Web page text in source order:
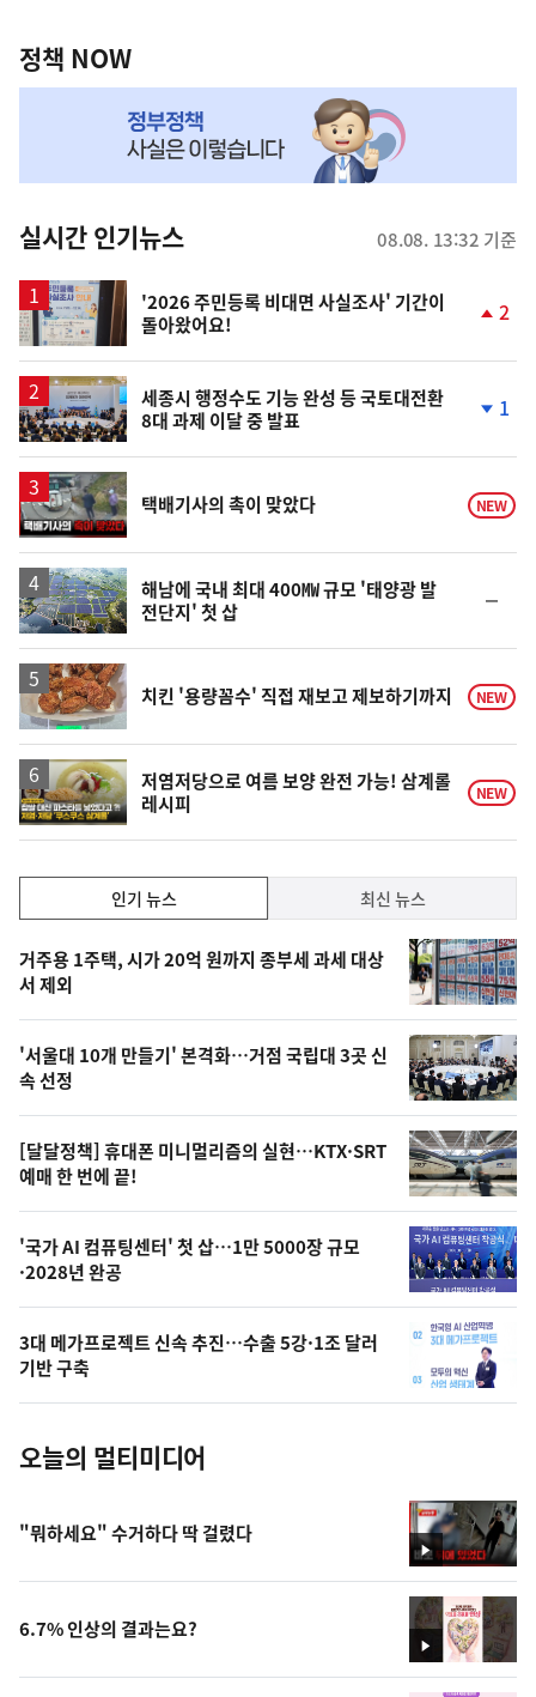
책
NOW,
뉴
스
정책 NOW
실시간 인기뉴스 08.08. 13:32 기준
'2026 주민등록 비대면 사실조사' 기간이
돌아왔어요!
2
세종시 행정수도 기능 완성 등 국토대전환
8대 과제 이달 중 발표
락
1
영
상
택배기사의 촉이 맞았다 NEW
해남에 국내 최대 400㎿ 규모 '태양광 발
전단지' 첫 삽
일
치킨 '용량꼼수' 직접 재보고 제보하기까지 NEW
영
상
저염저당으로 여름 보양 완전 가능! 삼계롤
레시피
NEW
기,
최
신,
오
늘
의
영
상
오
늘
사
진
인기 뉴스 최신 뉴스
기
뉴
스
거주용 1주택, 시가 20억 원까지 종부세 과세 대상
서 제외
'서울대 10개 만들기' 본격화…거점 국립대 3곳 신
속 선정
[달달정책] 휴대폰 미니멀리즘의 실현…KTX·SRT
예매 한 번에 끝!
'국가 AI 컴퓨팅센터' 첫 삽…1만 5000장 규모
·2028년 완공
3대 메가프로젝트 신속 추진…수출 5강·1조 달러
기반 구축
오늘의 멀티미디어
영
상
"뭐하세요" 수거하다 딱 걸렸다
영
상
6.7% 인상의 결과는요?